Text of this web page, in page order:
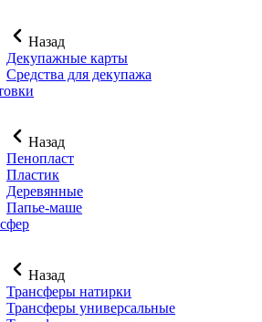
Назад
Декупажные карты
Средства для декупажа
Назад
Пенопласт
Пластик
Деревянные
Папье-маше
Назад
Трансферы натирки
Трансферы универсальные